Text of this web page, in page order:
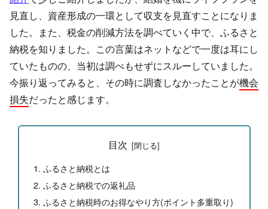
見直し、資産形成の一環として収支を見直すことになりま
した。また、税金の削減方法を調べていく中で、ふるさと
納税を知りました。この言葉はネットなどで一度は耳にし
ていたものの、当初は調べもせずにスルーしていました。
今振り返ってみると、その時に調査しなかったことが機会
損失だったと感じます。
目次
ふるさと納税とは
ふるさと納税での返礼品
ふるさと納税時のお得なやり方(ポイント多重取り)